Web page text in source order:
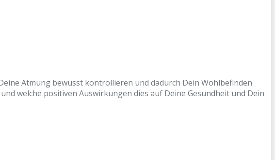
Atmung bewusst kontrollieren und dadurch Dein Wohlbefinden
welche positiven Auswirkungen dies auf Deine Gesundheit und Dein